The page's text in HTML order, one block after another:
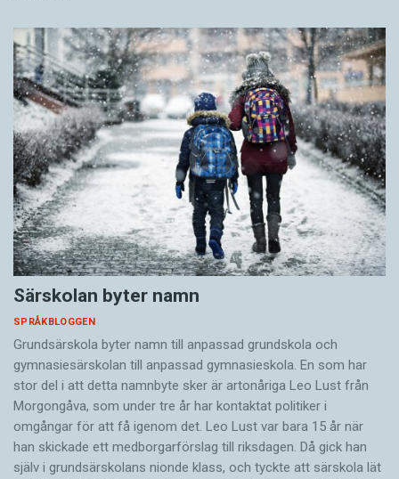
Särskolan byter namn
SPRÅKBLOGGEN
Grundsärskola byter namn till anpassad grundskola och
gymnasiesärskolan till anpassad gymnasieskola. En som har
stor del i att detta namnbyte sker är artonåriga Leo Lust från
Morgongåva, som under tre år har kontaktat politiker i
omgångar för att få igenom det. Leo Lust var bara 15 år när
han skickade ett medborgarförslag till riksdagen. Då gick han
själv i grundsärskolans nionde klass, och tyckte att särskola lät